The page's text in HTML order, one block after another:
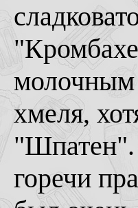
молочным
хмеля,
"Шпатен".
горечи